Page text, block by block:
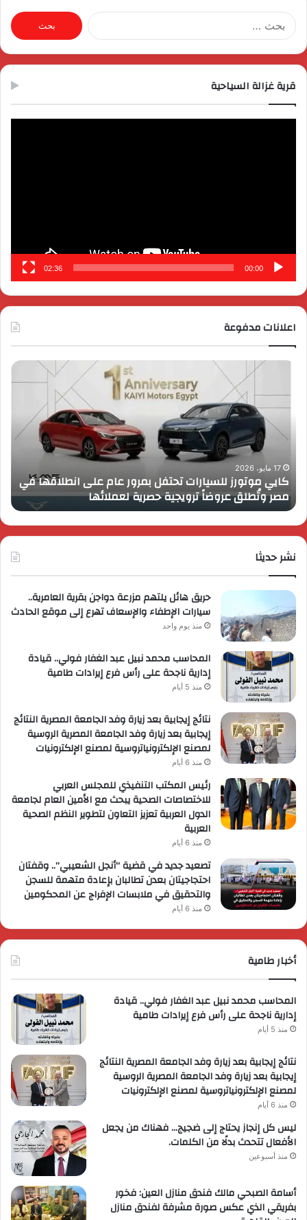
البحث
عن:
قرية غزالة السياحية
00:00
02:36
اعلانات مدفوعة
للسيارات
تحتفل
عام
انطلاقها
في
مصر
وتُطلق
عروضاً
ترويجية
حصرية
17 مايو، 2026
كايي موتورز للسيارات تحتفل بمرور عام على انطلاقها في
مصر وتُطلق عروضاً ترويجية حصرية لعملائها
نشر حديثا
حريق هائل يلتهم مزرعة دواجن بقرية العامرية..
سيارات الإطفاء والإسعاف تهرع إلى موقع الحادث
منذ يوم واحد
المحاسب محمد نبيل عبد الغفار فولي.. قيادة
إدارية ناجحة على رأس فرع إيرادات طامية
منذ 5 أيام
نتائج إيجابية بعد زيارة وفد الجامعة المصرية النتائج
إيجابية بعد زيارة وفد الجامعة المصرية الروسية
لمصنع الإلكترونياتروسية لمصنع الإلكترونيات
منذ 6 أيام
رئيس المكتب التنفيذي للمجلس العربي
للاختصاصات الصحية يبحث مع الأمين العام لجامعة
الدول العربية تعزيز التعاون لتطوير النظم الصحية
العربية
منذ 6 أيام
تصعيد جديد في قضية “أنجل الشعيبي”.. وقفتان
احتجاجيتان بعدن تطالبان بإعادة متهمة للسجن
والتحقيق في ملابسات الإفراج عن المحكومين
منذ 6 أيام
أخبار طامية
المحاسب محمد نبيل عبد الغفار فولي.. قيادة
إدارية ناجحة على رأس فرع إيرادات طامية
منذ 5 أيام
نتائج إيجابية بعد زيارة وفد الجامعة المصرية النتائج
إيجابية بعد زيارة وفد الجامعة المصرية الروسية
لمصنع الإلكترونياتروسية لمصنع الإلكترونيات
منذ 6 أيام
ليس كل إنجاز يحتاج إلى ضجيج… فهناك من يجعل
الأفعال تتحدث بدلًا من الكلمات.
منذ أسبوعين
أسامة الصبحي مالك فندق منازل العين: فخور
بفريقي الذي عكس صورة مشرفة لفندق منازل